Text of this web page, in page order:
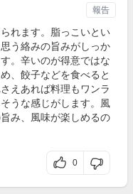
れます。脂っこいとい
う絡みの旨みがしっか
。辛いのが得意ではな
、餃子などを食べると
えあれば料理もワンラ
うな感じがします。風
み、風味が楽しめるの
0
報告